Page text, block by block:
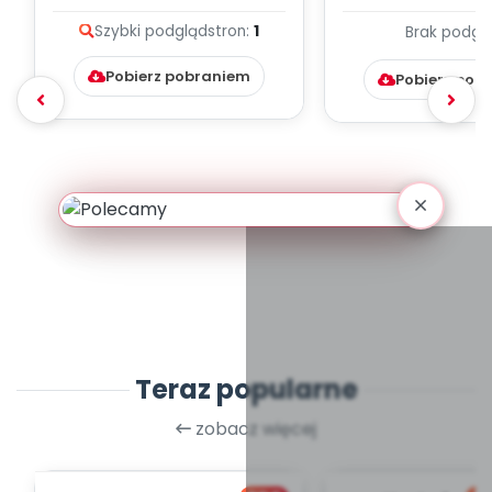
Szybki podglądstron: 1
Pobierz pobraniem
Brak
Pobierz
Teraz popularne
zobacz więcej